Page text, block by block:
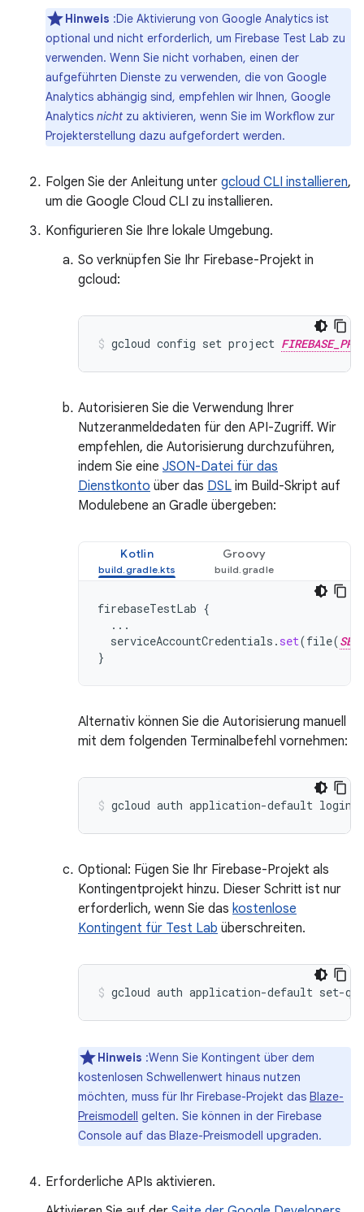
Hinweis :Die Aktivierung von Google Analytics ist
optional und nicht erforderlich, um Firebase Test Lab zu
verwenden. Wenn Sie nicht vorhaben, einen der
aufgeführten Dienste zu verwenden, die von Google
Analytics abhängig sind, empfehlen wir Ihnen, Google
Analytics nicht zu aktivieren, wenn Sie im Workflow zur
Projekterstellung dazu aufgefordert werden.
Folgen Sie der Anleitung unter gcloud CLI installieren,
um die Google Cloud CLI zu installieren.
Konfigurieren Sie Ihre lokale Umgebung.
So verknüpfen Sie Ihr Firebase-Projekt in
gcloud:
gcloud config set project
Autorisieren Sie die Verwendung Ihrer
Nutzeranmeldedaten für den API-Zugriff. Wir
empfehlen, die Autorisierung durchzuführen,
indem Sie eine JSON-Datei für das
Dienstkonto über das DSL im Build-Skript auf
Modulebene an Gradle übergeben:
Kotlin Groovy
firebaseTestLab {
...
serviceAccountCredentials . set(file(
}
Alternativ können Sie die Autorisierung manuell
mit dem folgenden Terminalbefehl vornehmen:
Optional: Fügen Sie Ihr Firebase-Projekt als
Kontingentprojekt hinzu. Dieser Schritt ist nur
erforderlich, wenn Sie das kostenlose
Kontingent für Test Lab überschreiten.
gcloud auth application-default set-
Hinweis :Wenn Sie Kontingent über dem
kostenlosen Schwellenwert hinaus nutzen
möchten, muss für Ihr Firebase-Projekt das Blaze-
Preismodell gelten. Sie können in der Firebase
Console auf das Blaze-Preismodell upgraden.
Erforderliche APIs aktivieren.